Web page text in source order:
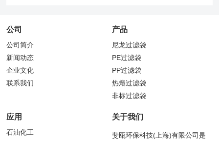
公司
公司简介
新闻动态
企业文化
联系我们
产品
尼龙过滤袋
PE过滤袋
PP过滤袋
热熔过滤袋
非标过滤袋
应用
石油化工
关于我们
斐瓯环保科技(上海)有限公司是